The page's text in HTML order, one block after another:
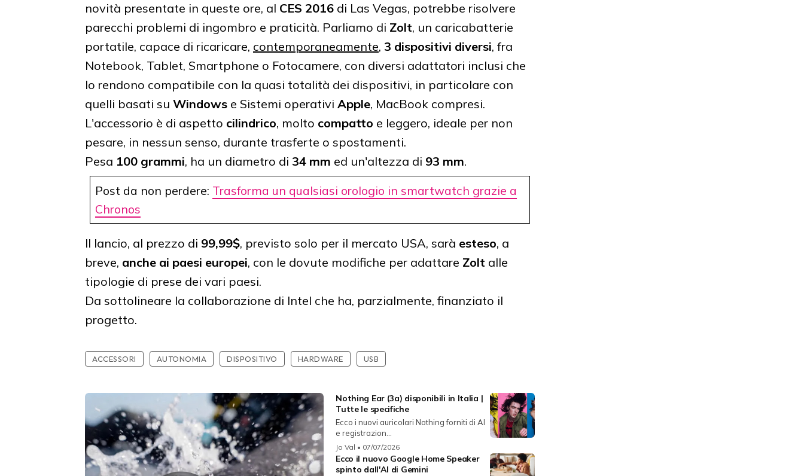
novità presentate in queste ore, al CES 2016 di Las Vegas, potrebbe risolvere
parecchi problemi di ingombro e praticità. Parliamo di Zolt, un caricabatterie
portatile, capace di ricaricare, contemporaneamente, 3 dispositivi diversi, fra
Notebook, Tablet, Smartphone o Fotocamere, con diversi adattatori inclusi che
lo rendono compatibile con la quasi totalità dei dispositivi, in particolare con
quelli basati su Windows e Sistemi operativi Apple, MacBook compresi.
L'accessorio è di aspetto cilindrico, molto compatto e leggero, ideale per non
pesare, in nessun senso, durante trasferte o spostamenti.
Pesa 100 grammi, ha un diametro di 34 mm ed un'altezza di 93 mm.
Post da non perdere: Trasforma un qualsiasi orologio in smartwatch grazie a
Chronos
Il lancio, al prezzo di 99,99$, previsto solo per il mercato USA, sarà esteso, a
breve, anche ai paesi europei, con le dovute modifiche per adattare Zolt alle
tipologie di prese dei vari paesi.
Da sottolineare la collaborazione di Intel che ha, parzialmente, finanziato il
progetto.
ACCESSORI AUTONOMIA DISPOSITIVO HARDWARE USB
Nothing Ear (3a) disponibili in Italia |
Tutte le specifiche
Ecco i nuovi auricolari Nothing forniti di AI
e registrazion...
Jo Val • 07/07/2026
Ecco il nuovo Google Home Speaker
spinto dall'AI di Gemini